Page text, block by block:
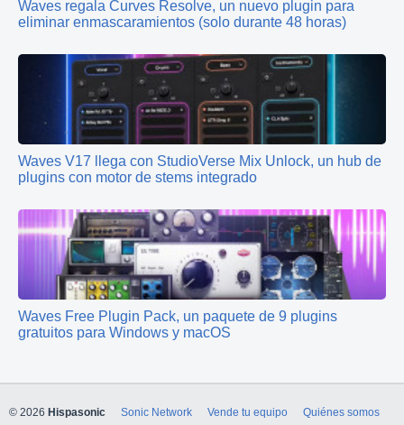
Waves regala Curves Resolve, un nuevo plugin para
eliminar enmascaramientos (solo durante 48 horas)
Waves V17 llega con StudioVerse Mix Unlock, un hub de
plugins con motor de stems integrado
Waves Free Plugin Pack, un paquete de 9 plugins
gratuitos para Windows y macOS
© 2026 Hispasonic Sonic Network Vende tu equipo Quiénes somos